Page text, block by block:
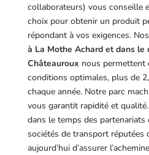
collaborateurs) vous conseille
choix pour obtenir un produit
répondant à vos exigences.
à La Mothe Achard et dans le
Châteauroux nous permettent
conditions optimales, plus de
chaque année. Notre parc
vous garantit rapidité et
dans le temps des partenariats
sociétés de transport réputées
aujourd’hui d’assurer